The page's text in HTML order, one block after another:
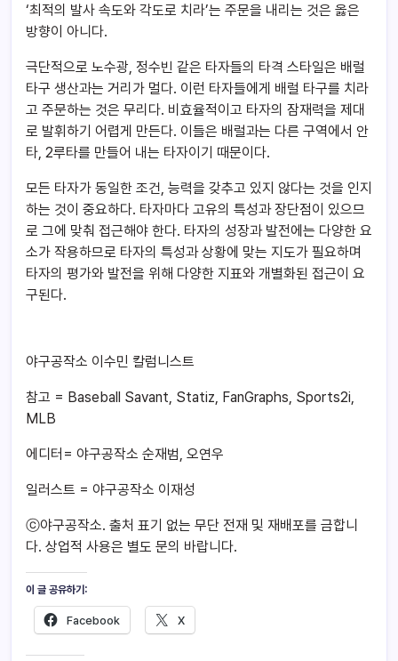
‘최적의 발사 속도와 각도로 치라’는 주문을 내리는 것은 옳은
방향이 아니다.
극단적으로 노수광, 정수빈 같은 타자들의 타격 스타일은 배럴
타구 생산과는 거리가 멀다. 이런 타자들에게 배럴 타구를 치라
고 주문하는 것은 무리다. 비효율적이고 타자의 잠재력을 제대
로 발휘하기 어렵게 만든다. 이들은 배럴과는 다른 구역에서 안
타, 2루타를 만들어 내는 타자이기 때문이다.
모든 타자가 동일한 조건, 능력을 갖추고 있지 않다는 것을 인지
하는 것이 중요하다. 타자마다 고유의 특성과 장단점이 있으므
로 그에 맞춰 접근해야 한다. 타자의 성장과 발전에는 다양한 요
소가 작용하므로 타자의 특성과 상황에 맞는 지도가 필요하며
타자의 평가와 발전을 위해 다양한 지표와 개별화된 접근이 요
구된다.
야구공작소 이수민 칼럼니스트
참고 = Baseball Savant, Statiz, FanGraphs, Sports2i,
MLB
에디터= 야구공작소 순재범, 오연우
일러스트 = 야구공작소 이재성
ⓒ야구공작소. 출처 표기 없는 무단 전재 및 재배포를 금합니
다. 상업적 사용은 별도 문의 바랍니다.
이 글 공유하기:
Facebook X